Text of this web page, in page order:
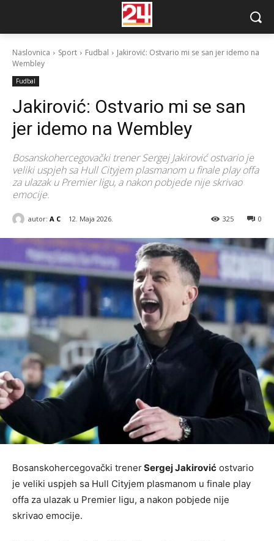
Naslovnica Sport Fudbal
Jakirović: Ostvario mi se san jer idemo na
Wembley
Fudbal
Jakirović: Ostvario mi se san
jer idemo na Wembley
Bosanskohercegovački trener Sergej Jakirović ostvario je
veliki uspjeh sa Hull Cityjem plasmanom u finale play offa
za ulazak u Premier ligu, a nakon pobjede nije skrivao
emocije.
autor: A C 12. Maja 2026. 0
325
Bosanskohercegovački trenerSergej Jakirović ostvario
je veliki uspjeh sa Hull Cityjem plasmanom u finale play
offa za ulazak u Premier ligu, a nakon pobjede nije
skrivao emocije.